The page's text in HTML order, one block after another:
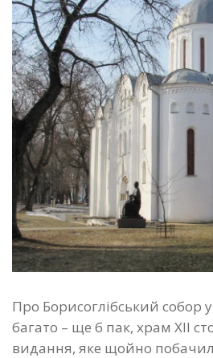
Про Борисоглібський собор
багато – ще б пак, храм ХII
видання, яке щойно